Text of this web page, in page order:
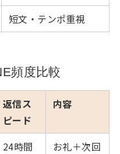
短文・テンポ重視
頻度比較
返信ス
ピード
内容
24時間
お礼＋次回